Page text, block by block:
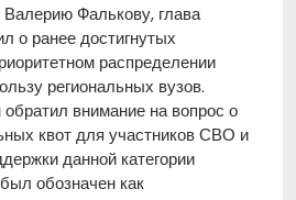
Валерию Фалькову, глава
о ранее достигнутых
распределении
региональных вузов.
внимание на вопрос о
квот для участников СВО и
данной категории
обозначен как